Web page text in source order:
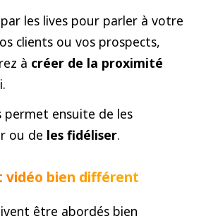
les lives pour parler à votre
clients ou vos prospects,
à créer de la proximité
permet ensuite de les
ou de les fidéliser.
vidéo bien différent
être abordés bien